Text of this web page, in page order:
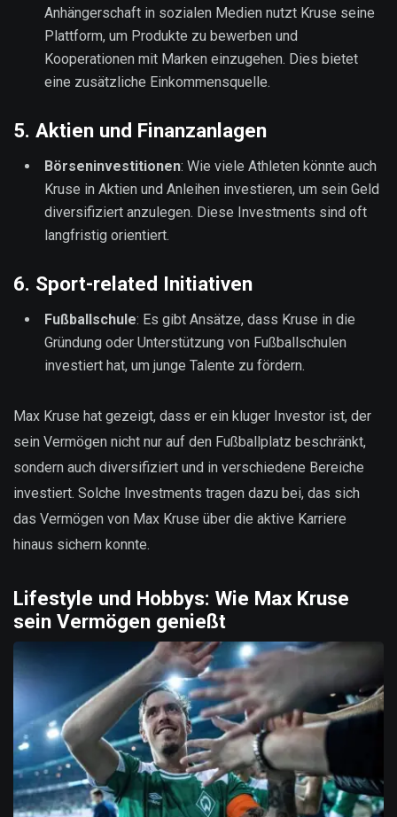
Anhängerschaft in sozialen Medien nutzt Kruse seine
Plattform, um Produkte zu bewerben und
Kooperationen mit Marken einzugehen. Dies bietet
eine zusätzliche Einkommensquelle.
5. Aktien und Finanzanlagen
Börseninvestitionen: Wie viele Athleten könnte auch
Kruse in Aktien und Anleihen investieren, um sein Geld
diversifiziert anzulegen. Diese Investments sind oft
langfristig orientiert.
6. Sport-related Initiativen
Fußballschule: Es gibt Ansätze, dass Kruse in die
Gründung oder Unterstützung von Fußballschulen
investiert hat, um junge Talente zu fördern.
Max Kruse hat gezeigt, dass er ein kluger Investor ist, der
sein Vermögen nicht nur auf den Fußballplatz beschränkt,
sondern auch diversifiziert und in verschiedene Bereiche
investiert. Solche Investments tragen dazu bei, das sich
das Vermögen von Max Kruse über die aktive Karriere
hinaus sichern konnte.
Lifestyle und Hobbys: Wie Max Kruse
sein Vermögen genießt